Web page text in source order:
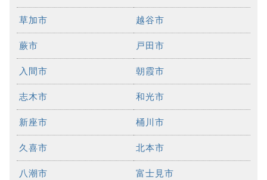
草加市 越谷市
蕨市 戸田市
入間市 朝霞市
志木市 和光市
新座市 桶川市
久喜市 北本市
八潮市 富士見市